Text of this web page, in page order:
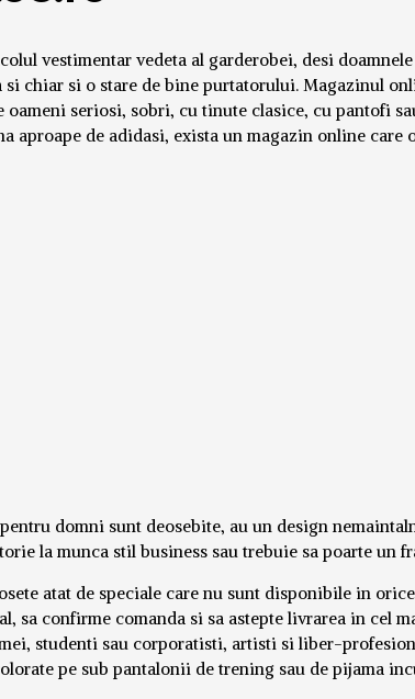
vestimentar vedeta al garderobei, desi
si chiar si o stare de bine purtatorului. Magazinul
seriosi, sobri, cu tinute clasice, cu pantofi
aproape de adidasi, exista un magazin online
domni sunt deosebite, au un design
la munca stil business sau trebuie sa poarte un
atat de speciale care nu sunt disponibile in
sa confirme comanda si sa astepte livrarea in cel
studenti sau corporatisti, artisti si liber-
pe sub pantalonii de trening sau de pijama